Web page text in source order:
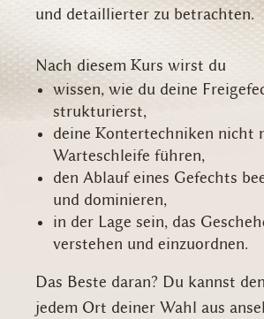
und detaillierter zu betrachten.
Nach diesem Kurs wirst du
wissen, wie du deine
strukturierst,
deine Kontertechniken nicht
Warteschleife führen,
den Ablauf eines Gefechts
und dominieren,
in der Lage sein, das
verstehen und einzuordnen.
Das Beste daran? Du kannst
jedem Ort deiner Wahl aus